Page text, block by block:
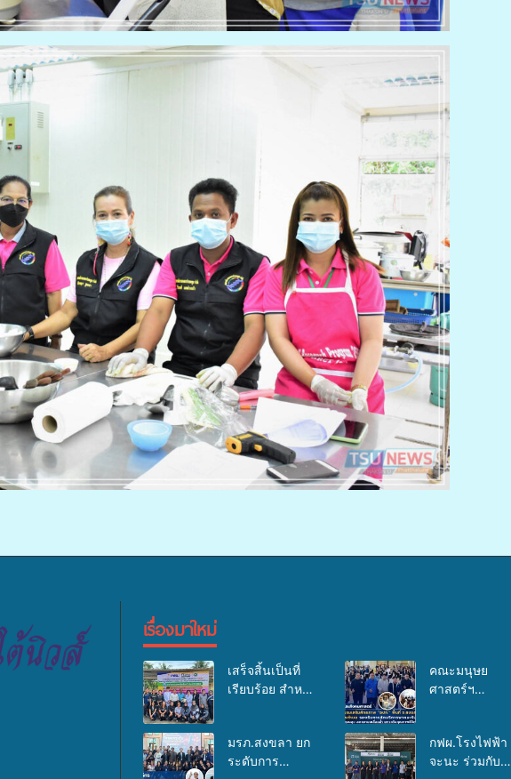
เรื่องมาใหม่
เสร็จสิ้นเป็นที่
เรียบร้อย สำหรับ
ปี 2569 เพื่อให้
บริการด้าน
คณะมนุษย
ศาสตร์ฯ
ศักยภาพ “อปท.”
ด้านการเบิกจ่าย
มรภ.สงขลา ยก
ระดับการ
กฟผ.โรงไฟฟ้า
จะนะ ร่วมกับ